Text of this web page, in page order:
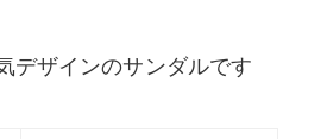
デザインのサンダルです